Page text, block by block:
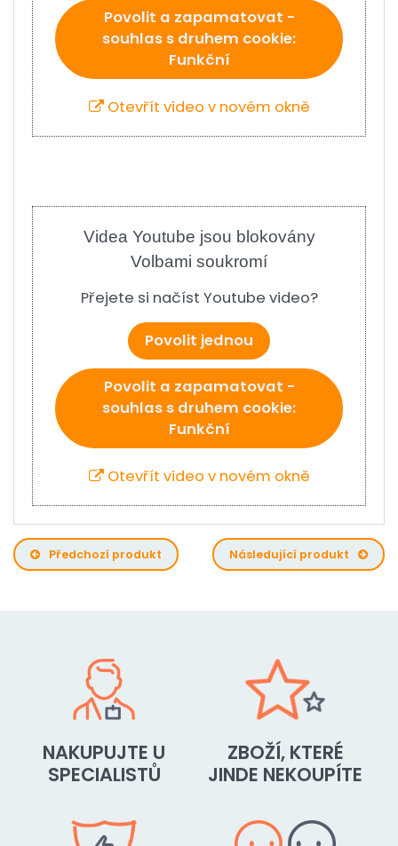
Povolit a zapamatovat -
souhlas s druhem cookie:
Funkční
Otevřít video v novém okně
Videa Youtube jsou blokovány
Volbami soukromí
Přejete si načíst Youtube video?
Povolit jednou
Povolit a zapamatovat -
souhlas s druhem cookie:
Funkční
Otevřít video v novém okně
Předchozí produkt Následující produkt
NAKUPUJTE U
SPECIALISTŮ
ZBOŽÍ, KTERÉ
JINDE NEKOUPÍTE